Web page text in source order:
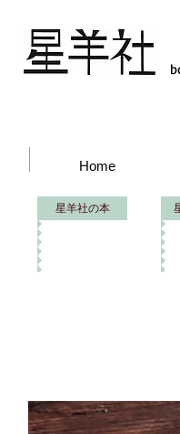
Home
星羊社の本